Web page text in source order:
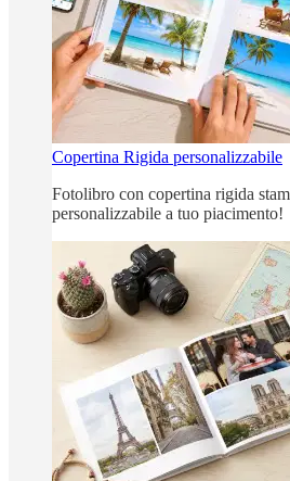
Copertina Rigida personalizzabile
Fotolibro con copertina rigida
personalizzabile a tuo piacimento!